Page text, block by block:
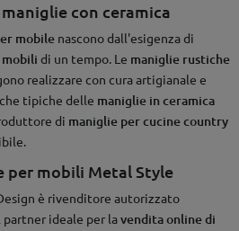
con ceramica
mobilenascono dall'esigenza di
mobili di un tempo. Le maniglie rustiche
realizzare con cura artigianale e
tipiche delle maniglie in ceramica
di maniglie per cucine country
per mobili Metal Style
è rivenditore autorizzato
ideale per lavendita online di